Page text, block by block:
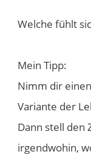
Welche fühlt
Mein Tipp:
Nimm dir
Variante der
Dann stell den
irgendwohin,